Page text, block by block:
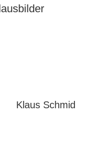
Klaus Schmid